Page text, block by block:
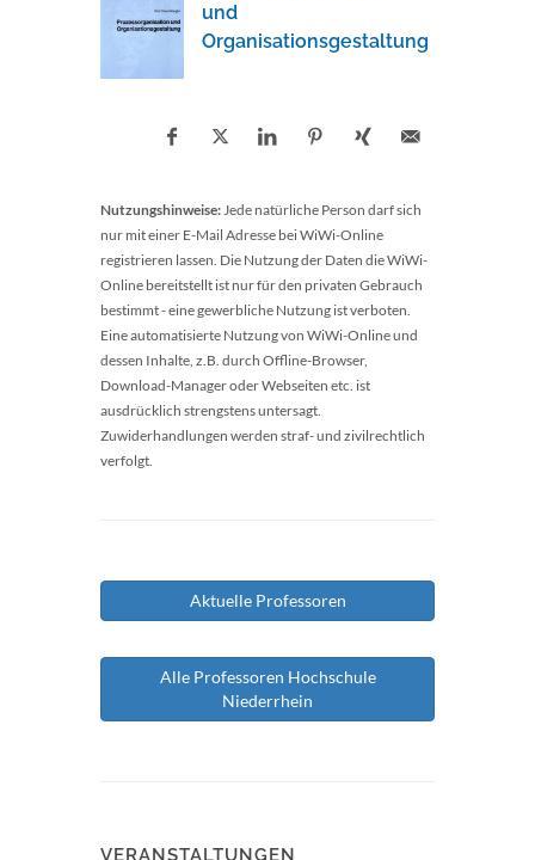
und
Organisationsgestaltung
Nutzungshinweise: Jede natürliche Person darf sich
nur mit einer E-Mail Adresse bei WiWi-Online
registrieren lassen. Die Nutzung der Daten die WiWi-
Online bereitstellt ist nur für den privaten Gebrauch
bestimmt - eine gewerbliche Nutzung ist verboten.
Eine automatisierte Nutzung von WiWi-Online und
dessen Inhalte, z.B. durch Offline-Browser,
Download-Manager oder Webseiten etc. ist
ausdrücklich strengstens untersagt.
Zuwiderhandlungen werden straf- und zivilrechtlich
verfolgt.
Aktuelle Professoren
Alle Professoren Hochschule
Niederrhein
VERANSTALTUNGEN